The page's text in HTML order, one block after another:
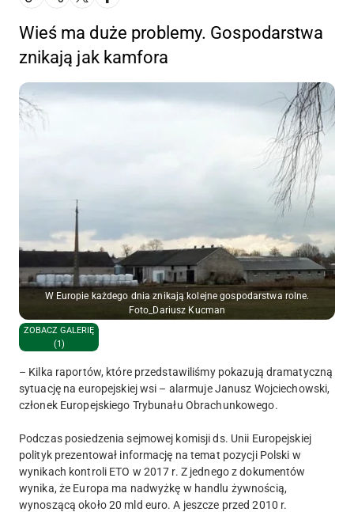
Wieś ma duże problemy. Gospodarstwa
znikają jak kamfora
W Europie każdego dnia znikają kolejne gospodarstwa rolne.
Foto_Dariusz Kucman
ZOBACZ GALERIĘ
(1)
– Kilka raportów, które przedstawiliśmy pokazują dramatyczną
sytuację na europejskiej wsi – alarmuje Janusz Wojciechowski,
członek Europejskiego Trybunału Obrachunkowego.
Podczas posiedzenia sejmowej komisji ds. Unii Europejskiej
polityk prezentował informację na temat pozycji Polski w
wynikach kontroli ETO w 2017 r. Z jednego z dokumentów
wynika, że Europa ma nadwyżkę w handlu żywnością,
wynoszącą około 20 mld euro. A jeszcze przed 2010 r.